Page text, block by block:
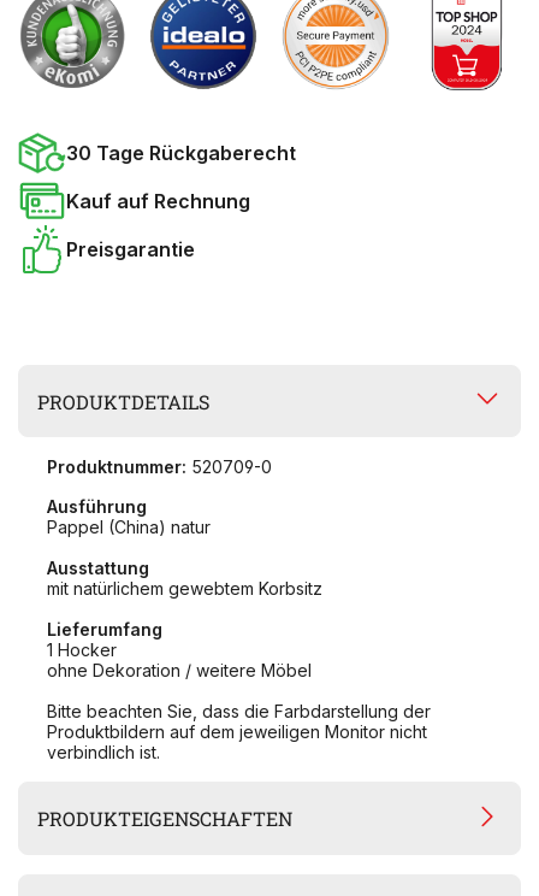
30 Tage Rückgaberecht
Kauf auf Rechnung
Preisgarantie
PRODUKTDETAILS
Produktnummer: 520709-0
Ausführung
Pappel (China) natur
Ausstattung
mit natürlichem gewebtem Korbsitz
Lieferumfang
1 Hocker
ohne Dekoration / weitere Möbel
Bitte beachten Sie, dass die Farbdarstellung der
Produktbildern auf dem jeweiligen Monitor nicht
verbindlich ist.
PRODUKTEIGENSCHAFTEN